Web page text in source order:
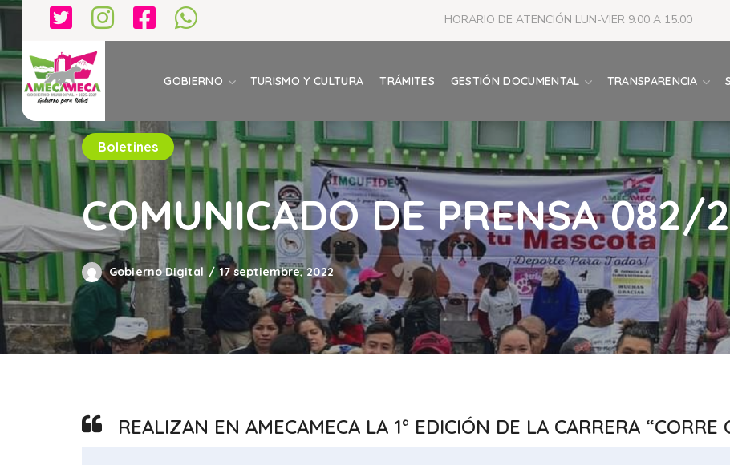
HORARIO DE ATENCIÓN LUN-VIER 9:00 A 15:00
GOBIERNO TURISMO Y CULTURA TRÁMITES GESTIÓN DOCUMENTAL TRANSPARENCIA
Boletines
COMUNICADO DE PRENSA 082/
Gobierno Digital 17 septiembre, 2022
REALIZAN EN AMECAMECA LA 1ª EDICIÓN DE LA CARRERA “CORRE